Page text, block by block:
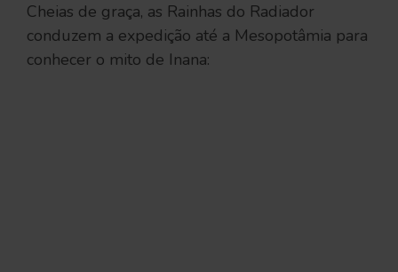
Cheias de graça, as Rainhas do Radiador
conduzem a expedição até a Mesopotâmia para
conhecer o mito de Inana: